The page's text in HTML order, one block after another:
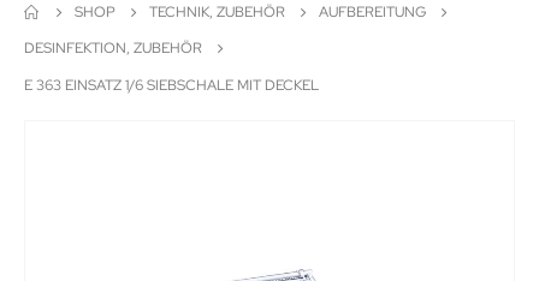
SHOP TECHNIK, ZUBEHÖR
AUFBEREITUNG
DESINFEKTION, ZUBEHÖR
E 363 EINSATZ 1/6 SIEBSCHALE MIT DECKEL